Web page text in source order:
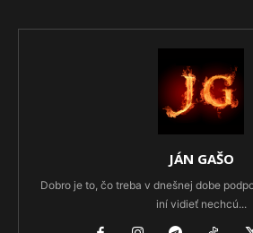
JÁN GAŠO
Dobro je to, čo treba v dnešnej dobe
iní vidieť nechcú...